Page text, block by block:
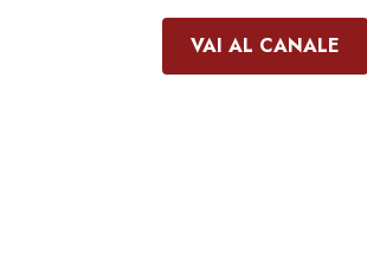
VAI AL CANALE